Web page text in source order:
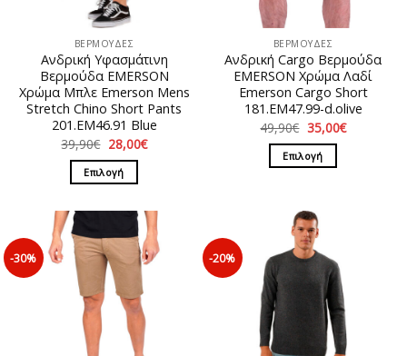
ΒΕΡΜΟΥΔΕΣ
Ανδρική Υφασμάτινη
Βερμούδα EMERSON
Χρώμα Μπλε Emerson Mens
Stretch Chino Short Pants
201.EM46.91 Blue
39,90€ Original
price
was:
39,90€.
28,00€Η
τρέχουσα
Επιλογή
το
προϊόν
έχει
πολλαπλές
παραλλαγές.
Οι
επιλογές
μπορούν
ΒΕΡΜΟΥΔΕΣ
Ανδρική Cargo Βερμούδα
EΜERSON Χρώμα Λαδί
Emerson Cargo Short
181.EM47.99-d.olive
49,90€ Original
price
was:
49,90€.
35,00€Η
τρέχουσα
Επιλογή
προϊόν
έχει
πολλαπλές
παραλλαγές.
επιλογές
μπορούν
-30% -20%